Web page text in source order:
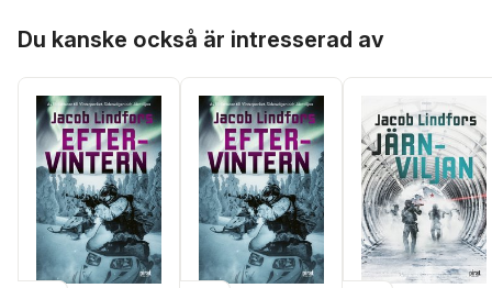
Du kanske också är intresserad av